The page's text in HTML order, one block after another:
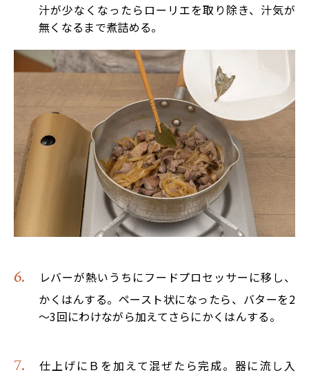
汁が少なくなったらローリエを取り除き、汁気が
無くなるまで煮詰める。
レバーが熱いうちにフードプロセッサーに移し、
かくはんする。ペースト状になったら、バターを2
～3回にわけながら加えてさらにかくはんする。
仕上げにＢを加えて混ぜたら完成。器に流し入